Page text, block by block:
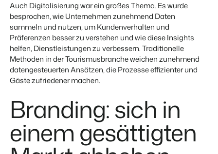
Auch Digitalisierung war ein großes Thema. Es wurde
besprochen, wie Unternehmen zunehmend Daten
sammeln und nutzen, um Kundenverhalten und
Präferenzen besser zu verstehen und wie diese Insights
helfen, Dienstleistungen zu verbessern. Traditionelle
Methoden in der Tourismusbranche weichen zunehmend
datengesteuerten Ansätzen, die Prozesse effizienter und
Gäste zufriedener machen.
Branding: sich in
einem gesättigten